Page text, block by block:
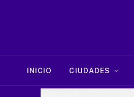
INICIO CIUDADES